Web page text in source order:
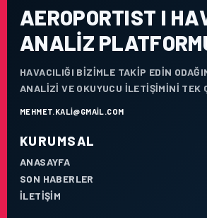
AEROPORTIST I
ANALIZ
HAVACILIĞI BIZIMLE TAKIP EDIN
ANALIZI VE OKUYUCU ILETIŞIMINI TEK
MEHMET.KALI@GMAIL.COM
KURUMSAL
ANASAYFA
SON HABERLER
İLETIŞIM